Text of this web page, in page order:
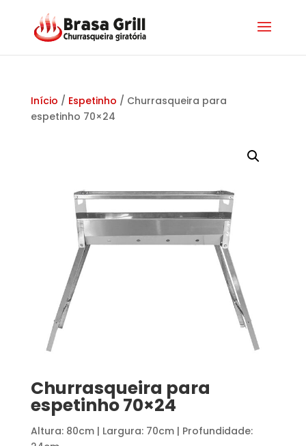
Início / Espetinho / Churrasqueira para
espetinho 70×24
Churrasqueira para
espetinho 70×24
Altura: 80cm | Largura: 70cm | Profundidade: